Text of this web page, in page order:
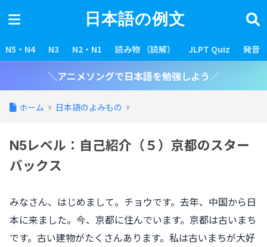
日本語の例文
N5・N4 N3 N2・N1 読み物 （読解） JLPT Quiz 発音
＼アニメソングで日本語を勉強しよう／
ホーム 日本語のよみもの
N5レベル：自己紹介（５）京都のスター
バックス
みなさん、はじめまして。チョウです。去年、中国から日
本に来ました。今、京都に住んでいます。京都は古いまち
です。古い建物がたくさんあります。私は古いまちが大好